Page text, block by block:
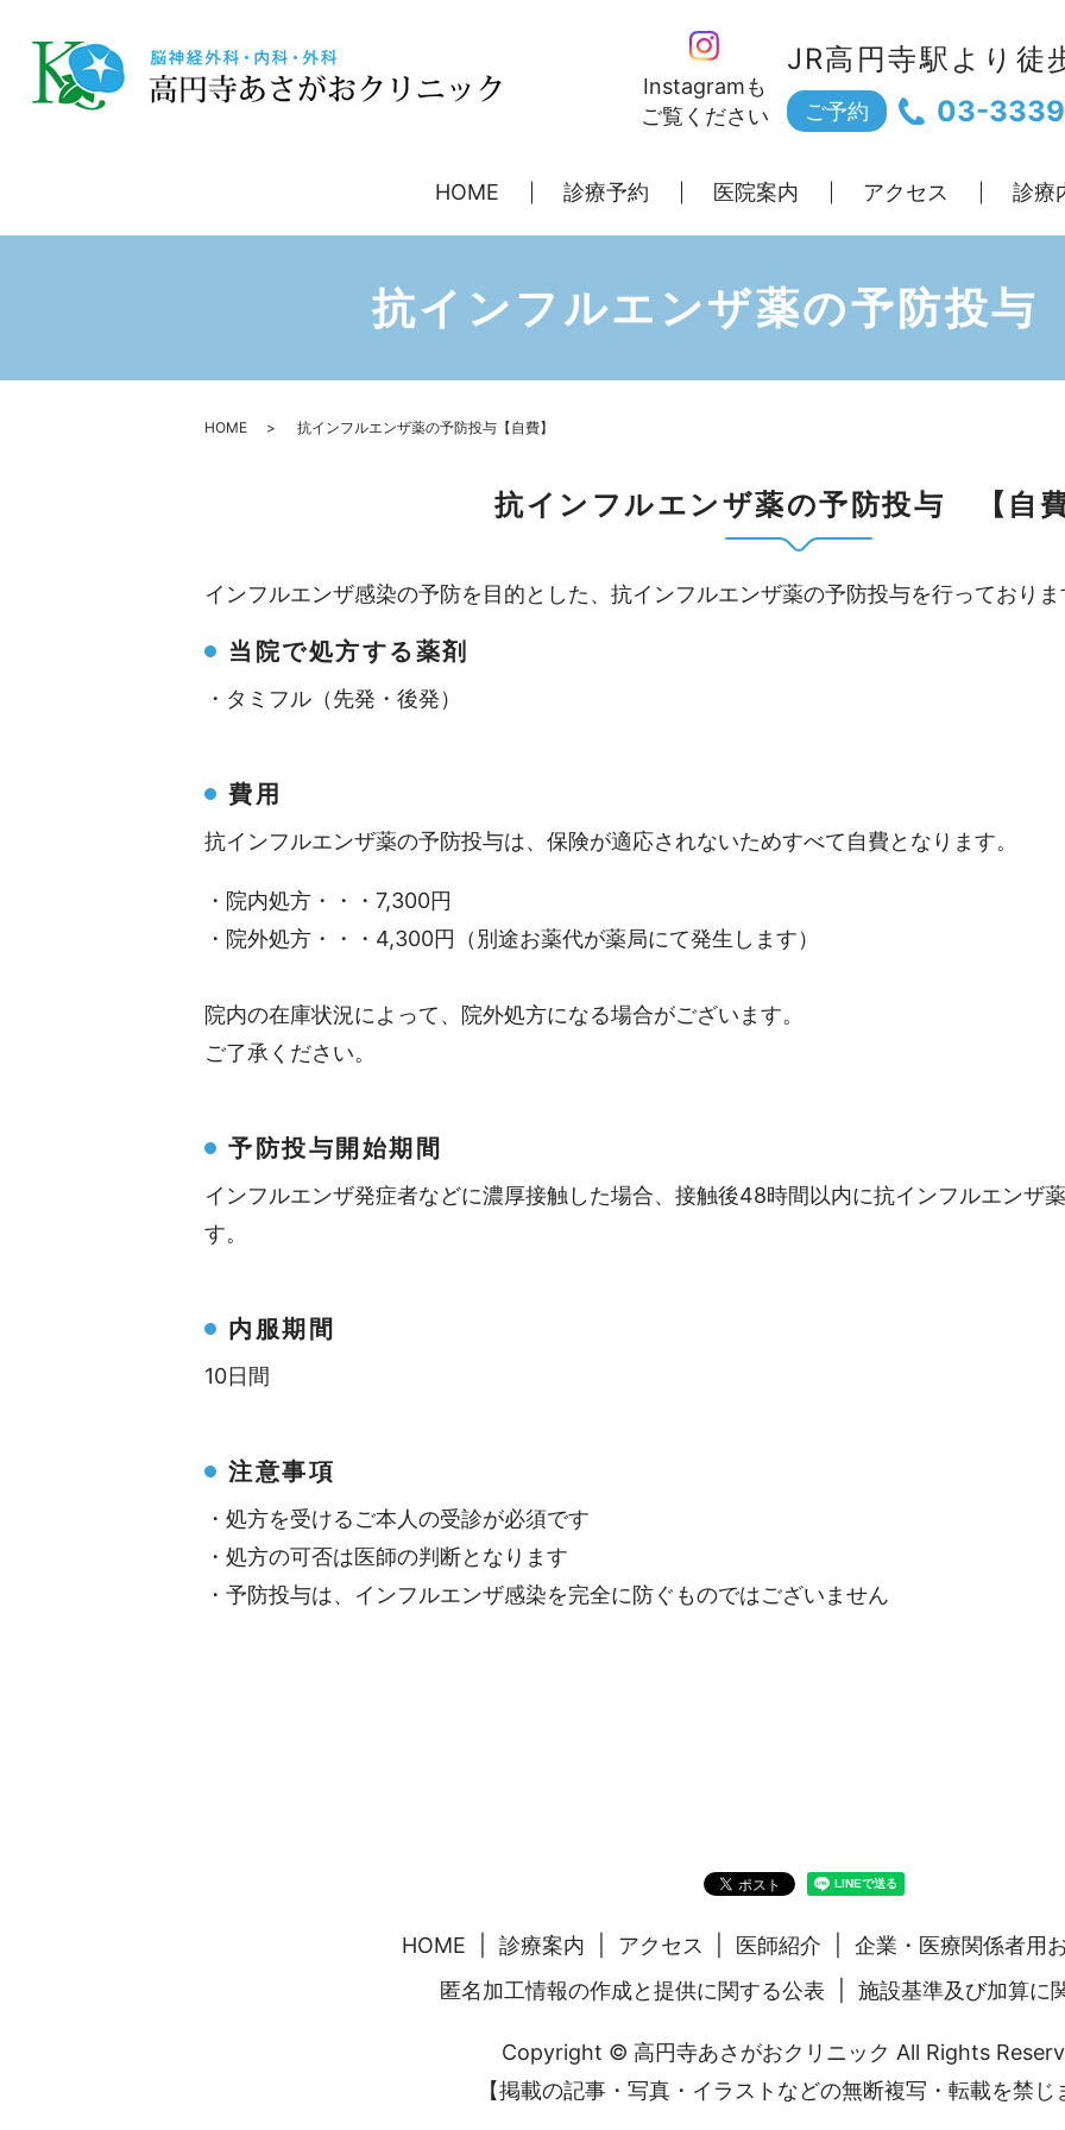
Instagramも
ご覧ください
JR高円寺駅より徒
ご予約 03-
HOME 診療予約 医院案内 アクセス 診療
抗インフルエンザ薬の予防投与
HOME 抗インフルエンザ薬の予防投与【自費】
抗インフルエンザ薬の予防投与 【自
インフルエンザ感染の予防を目的とした、抗インフルエンザ薬の予防投与を行っており
当院で処方する薬剤
・タミフル（先発・後発）
費用
抗インフルエンザ薬の予防投与は、保険が適応されないためすべて自費となります。
・院内処方・・・7,300円
・院外処方・・・4,300円（別途お薬代が薬局にて発生します）
院内の在庫状況によって、院外処方になる場合がございます。
ご了承ください。
予防投与開始期間
インフルエンザ発症者などに濃厚接触した場合、接触後48時間以内に抗インフルエンザ
す。
内服期間
10日間
注意事項
・処方を受けるご本人の受診が必須です
・処方の可否は医師の判断となります
・予防投与は、インフルエンザ感染を完全に防ぐものではございません
HOME 診療案内 アクセス 医師紹介
企業・医療関係者用
匿名加⼯情報の作成と提供に関する公表
施設基準及び加算に
Copyright © 高円寺あさがおクリニック All Rights
【掲載の記事・写真・イラストなどの無断複写・転載を禁じ